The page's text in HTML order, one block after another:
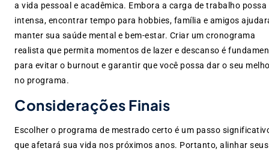
a vida pessoal e acadêmica. Embora a carga de trabalho possa
intensa, encontrar tempo para hobbies, família e amigos
manter sua saúde mental e bem-estar. Criar um cronograma
realista que permita momentos de lazer e descanso é
para evitar o burnout e garantir que você possa dar o seu
no programa.
Considerações Finais
Escolher o programa de mestrado certo é um passo
que afetará sua vida nos próximos anos. Portanto, alinhar seus